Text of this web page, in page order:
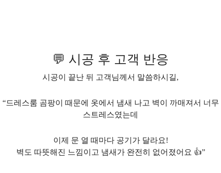
💬 시공 후 고객 반응
시공이 끝난 뒤 고객님께서 말씀하시길,
“드레스룸 곰팡이 때문에 옷에서 냄새 나고 벽이 까매져서 너무
스트레스였는데
이제 문 열 때마다 공기가 달라요!
벽도 따뜻해진 느낌이고 냄새가 완전히 없어졌어요 👍”